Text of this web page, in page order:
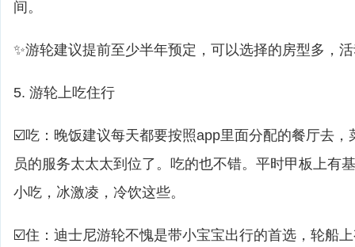
间。
✨游轮建议提前至少半年预定，可以选择的房型多，
5. 游轮上吃住行
☑️吃：晚饭建议每天都要按照app里面分配的餐厅去，
员的服务太太太到位了。吃的也不错。平时甲板上有
小吃，冰激凌，冷饮这些。
☑️住：迪士尼游轮不愧是带小宝宝出行的首选，轮船